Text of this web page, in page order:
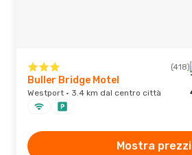
(418)
Buller Bridge Motel
Westport · 3.4 km dal centro città
Mostra prezzi